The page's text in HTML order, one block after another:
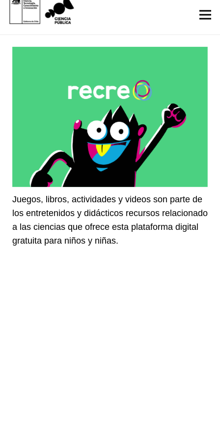
Juegos, libros, actividades y videos son parte de
los entretenidos y didácticos recursos relacionado
a las ciencias que ofrece esta plataforma digital
gratuita para niños y niñas.